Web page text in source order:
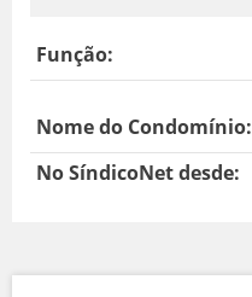
Função:
Nome do Condomínio:
No SíndicoNet desde: